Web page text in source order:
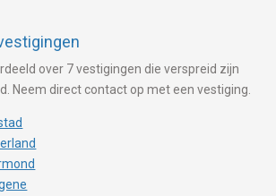
over 7 vestigingen die verspreid zijn
Neem direct contact op met een vestiging.